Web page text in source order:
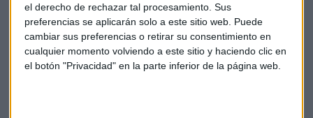
el derecho de rechazar tal procesamiento. Sus
preferencias se aplicarán solo a este sitio web. Puede
cambiar sus preferencias o retirar su consentimiento en
cualquier momento volviendo a este sitio y haciendo clic en
el botón "Privacidad" en la parte inferior de la página web.
Deutsche Bank, Societe General, ING y BNP Paribas
están bajando más de un 2%.
Con esta caída de la banca, el Ibex 35 se deja un 0,4% hasta
los 8.505 puntos. El Dax se mantiene plano en los 9.552 y el